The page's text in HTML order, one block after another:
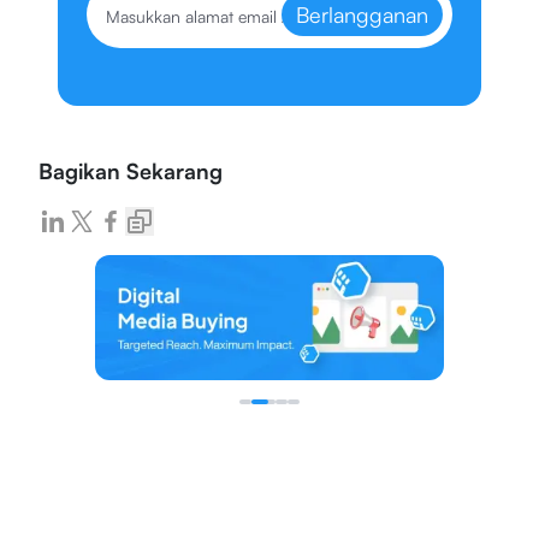
Berlangganan
Bagikan Sekarang